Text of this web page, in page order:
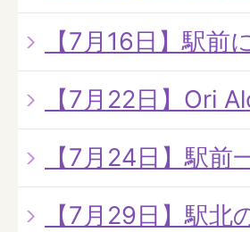
【7月16日】駅前
【7月22日】Ori
【7月24日】駅
【7月29日】駅